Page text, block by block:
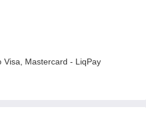
Visa, Mastercard - LiqPay